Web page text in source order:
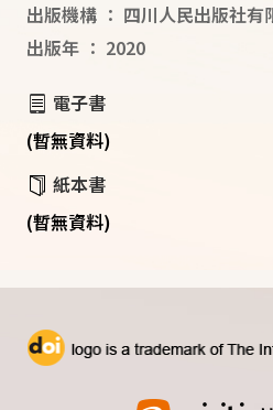
出版機構 ： 四川人民出版社有
出版年 ： 2020
電子書
(暫無資料)
紙本書
(暫無資料)